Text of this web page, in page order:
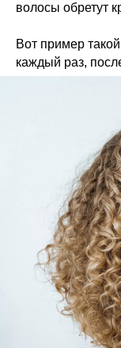
волосы обретут
Вот пример
каждый раз,